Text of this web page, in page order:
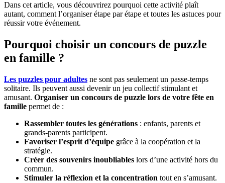
Dans cet article, vous découvrirez pourquoi cette activité plaît
autant, comment l’organiser étape par étape et toutes les astuces pour
réussir votre événement.
Pourquoi choisir un concours de puzzle
en famille ?
Les puzzles pour adultes ne sont pas seulement un passe-temps
solitaire. Ils peuvent aussi devenir un jeu collectif stimulant et
amusant. Organiser un concours de puzzle lors de votre fête en
famille permet de :
Rassembler toutes les générations : enfants, parents et
grands-parents participent.
Favoriser l’esprit d’équipe grâce à la coopération et la
stratégie.
Créer des souvenirs inoubliables lors d’une activité hors du
commun.
Stimuler la réflexion et la concentration tout en s’amusant.